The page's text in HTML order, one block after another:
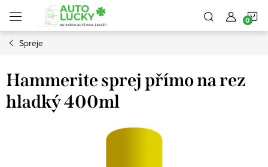
obsah
Spreje
Hammerite sprej přímo na rez
hladký 400ml